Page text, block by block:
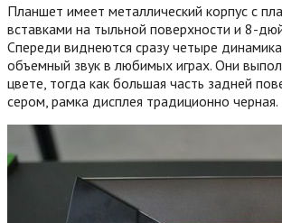
Планшет имеет металлический корпус с
вставками на тыльной поверхности и 8-
Спереди виднеются сразу четыре
объемный звук в любимых играх. Они
цвете, тогда как большая часть задней
сером, рамка дисплея традиционно черная.